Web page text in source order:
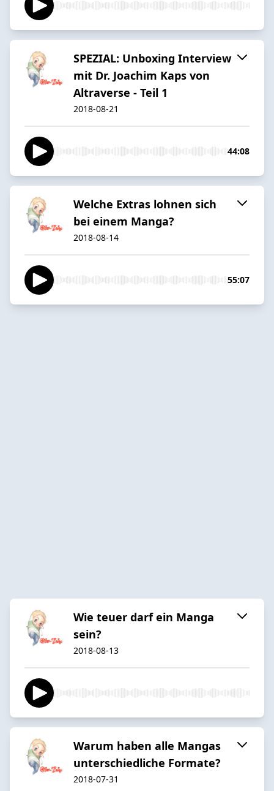
SPEZIAL: Unboxing Interview
mit Dr. Joachim Kaps von
Altraverse - Teil 1
2018-08-21
44:08
Welche Extras lohnen sich
bei einem Manga?
2018-08-14
55:07
Wie teuer darf ein Manga
sein?
2018-08-13
Warum haben alle Mangas
unterschiedliche Formate?
2018-07-31